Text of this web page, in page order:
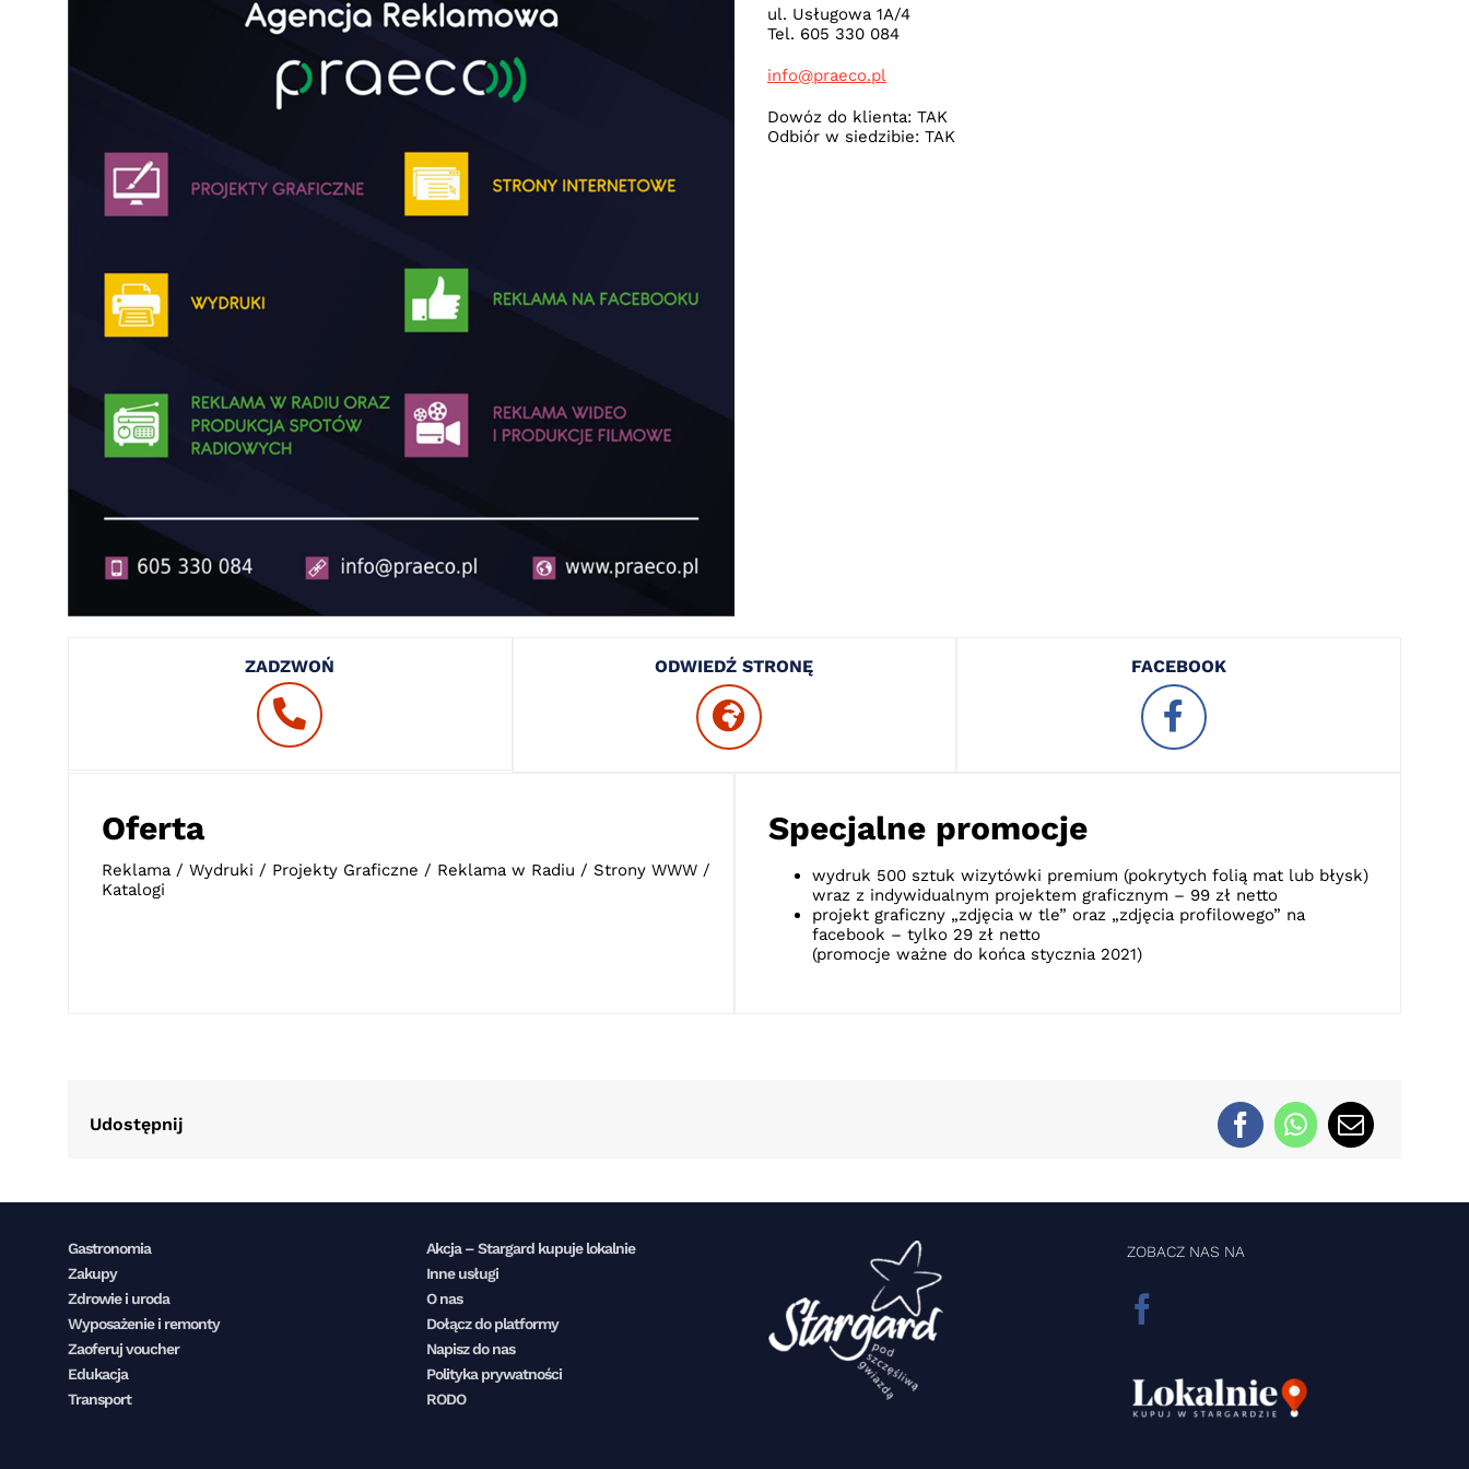
ul. Usługowa 1A/4
Tel. 605 330 084
info@praeco.pl
Dowóz do klienta: TAK
Odbiór w siedzibie: TAK
ZADZWOŃ ODWIEDŹ STRONĘ FACEBOOK
Oferta
Reklama / Wydruki / Projekty Graficzne / Reklama w Radiu / Strony WWW /
Katalogi
Specjalne promocje
wydruk 500 sztuk wizytówki premium (pokrytych folią mat lub błysk)
wraz z indywidualnym projektem graficznym – 99 zł netto
projekt graficzny „zdjęcia w tle” oraz „zdjęcia profilowego” na
facebook – tylko 29 zł netto
(promocje ważne do końca stycznia 2021)
Udostępnij
Gastronomia
Zakupy
Zdrowie i uroda
Wyposażenie i remonty
Zaoferuj voucher
Edukacja
Transport
Akcja – Stargard kupuje lokalnie
Inne usługi
O nas
Dołącz do platformy
Napisz do nas
Polityka prywatności
RODO
ZOBACZ NAS NA